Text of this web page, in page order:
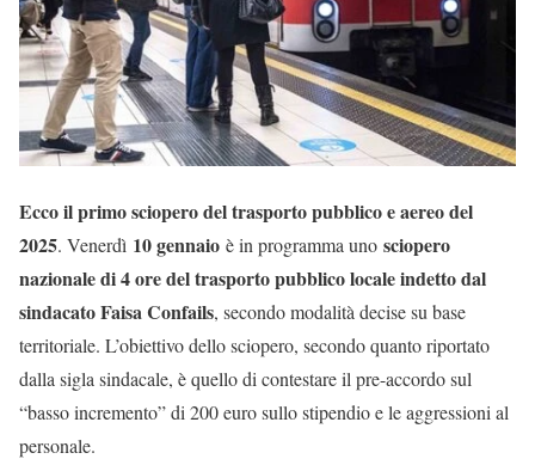
Ecco il primo sciopero del trasporto pubblico e aereo del
2025. Venerdì 10 gennaio è in programma uno sciopero
nazionale di 4 ore del trasporto pubblico locale indetto dal
sindacato Faisa Confails, secondo modalità decise su base
territoriale. L’obiettivo dello sciopero, secondo quanto riportato
dalla sigla sindacale, è quello di contestare il pre-accordo sul
“basso incremento” di 200 euro sullo stipendio e le aggressioni al
personale.